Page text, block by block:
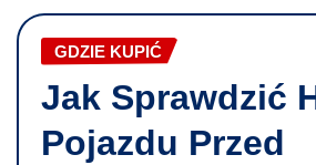
GDZIE KUPIĆ
Jak Sprawdzić
Pojazdu Przed